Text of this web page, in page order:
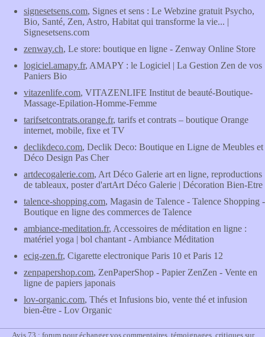
signesetsens.com, Signes et sens : Le Webzine gratuit Psycho,
Bio, Santé, Zen, Astro, Habitat qui transforme la vie... |
Signesetsens.com
zenway.ch, Le store: boutique en ligne - Zenway Online Store
logiciel.amapy.fr, AMAPY : le Logiciel | La Gestion Zen de vos
Paniers Bio
vitazenlife.com, VITAZENLIFE Institut de beauté-Boutique-
Massage-Epilation-Homme-Femme
tarifsetcontrats.orange.fr, tarifs et contrats – boutique Orange
internet, mobile, fixe et TV
declikdeco.com, Declik Deco: Boutique en Ligne de Meubles et
Déco Design Pas Cher
artdecogalerie.com, Art Déco Galerie art en ligne, reproductions
de tableaux, poster d'artArt Déco Galerie | Décoration Bien-Etre
talence-shopping.com, Magasin de Talence - Talence Shopping -
Boutique en ligne des commerces de Talence
ambiance-meditation.fr, Accessoires de méditation en ligne :
matériel yoga | bol chantant - Ambiance Méditation
ecig-zen.fr, Cigarette electronique Paris 10 et Paris 12
zenpapershop.com, ZenPaperShop - Papier ZenZen - Vente en
ligne de papiers japonais
lov-organic.com, Thés et Infusions bio, vente thé et infusion
bien-être - Lov Organic
Avis 73 : forum pour échanger vos commentaires, témoignages, critiques sur